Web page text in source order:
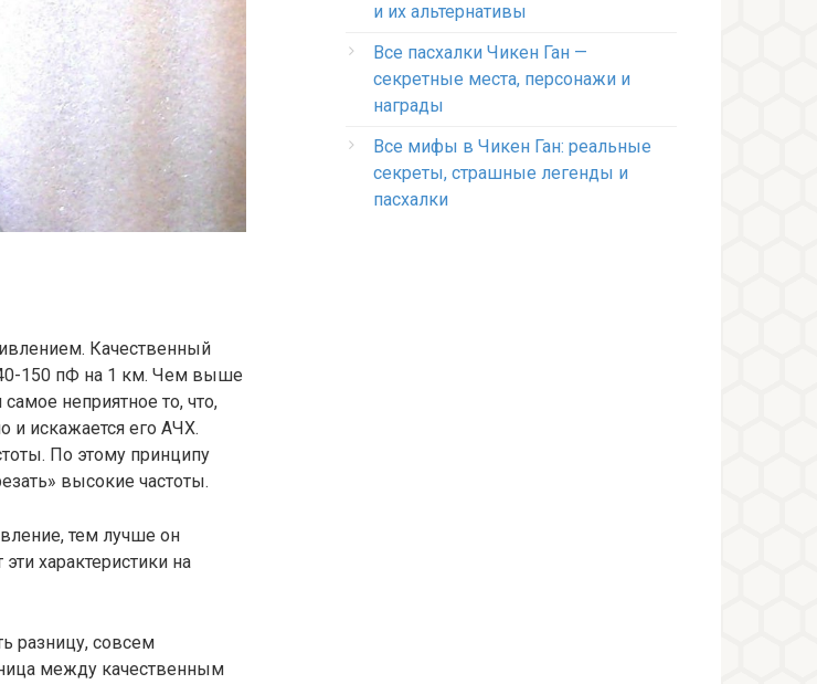
Качественный
150 пФ на 1 км. Чем выше
неприятное то, что,
и искажается его АЧХ.
По этому принципу
высокие частоты.
тем лучше он
характеристики на
разницу, совсем
между качественным
и их альтернативы
Все пасхалки Чикен Ган —
секретные места, персонажи и
награды
Все мифы в Чикен Ган: реальные
секреты, страшные легенды и
пасхалки